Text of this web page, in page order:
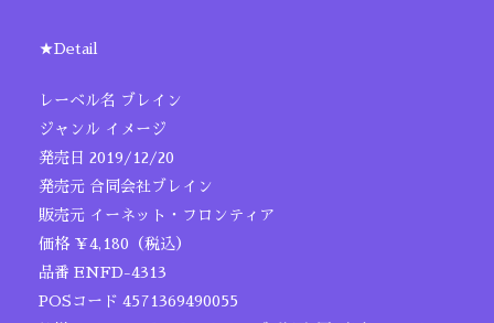
★Detail
レーベル名 ブレイン
ジャンル イメージ
発売日 2019/12/20
発売元 合同会社ブレイン
販売元 イーネット・フロンティア
価格 ￥4,180（税込）
品番 ENFD-4313
POSコード 4571369490055